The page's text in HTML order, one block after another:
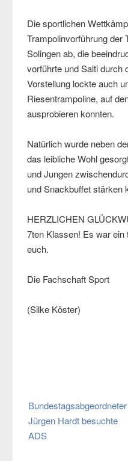
Die sportlichen
Trampolinvorführung der
Solingen ab, die
vorführte und Salti durch
Vorstellung lockte auch
Riesentrampoline, auf
ausprobieren konnten.
Natürlich wurde neben
das leibliche Wohl
und Jungen
und Snackbuffet stärken
HERZLICHEN
7ten Klassen! Es war
euch.
Die Fachschaft Sport
(Silke Köster)
Bundestagsabgeordneter
Jürgen Hardt besuchte
ADS